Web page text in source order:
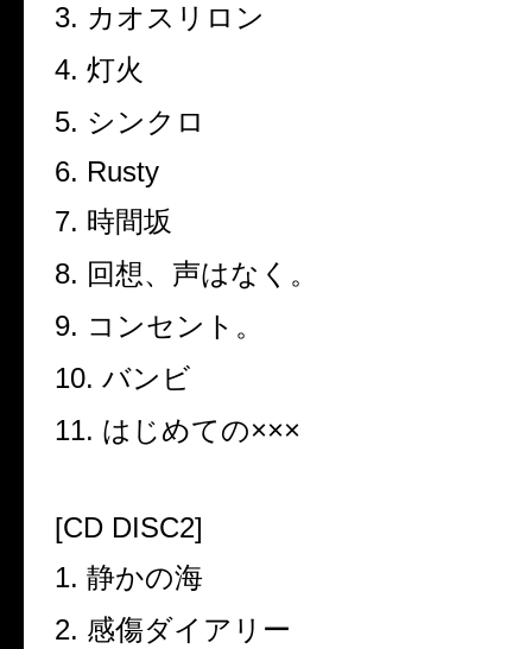
3. カオスリロン
4. 灯火
5. シンクロ
6. Rusty
7. 時間坂
8. 回想、声はなく。
9. コンセント。
10. バンビ
11. はじめての×××
[CD DISC2]
1. 静かの海
2. 感傷ダイアリー